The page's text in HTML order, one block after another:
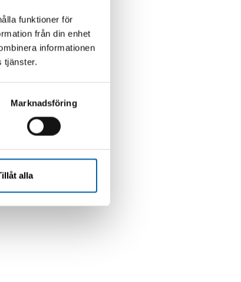
funktioner för
från din enhet
informationen
tjänster.
Marknadsföring
alla